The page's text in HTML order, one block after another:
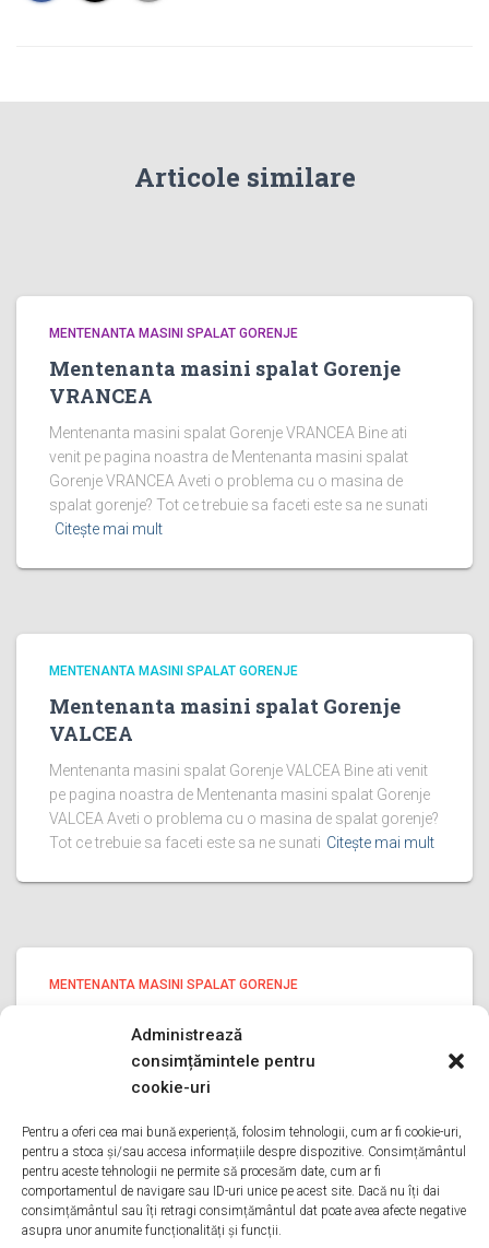
Administrează
consimțămintele pentru
cookie-uri
Pentru a oferi cea mai bună experiență, folosim tehnologii, cum ar fi cookie-uri,
pentru a stoca și/sau accesa informațiile despre dispozitive. Consimțământul
pentru aceste tehnologii ne permite să procesăm date, cum ar fi
comportamentul de navigare sau ID-uri unice pe acest site. Dacă nu îți dai
consimțământul sau îți retragi consimțământul dat poate avea afecte negative
asupra unor anumite funcționalități și funcții.
Articole similare
MENTENANTA MASINI SPALAT GORENJE
Mentenanta masini spalat Gorenje
VRANCEA
Mentenanta masini spalat Gorenje VRANCEA Bine ati
venit pe pagina noastra de Mentenanta masini spalat
Gorenje VRANCEA Aveti o problema cu o masina de
spalat gorenje? Tot ce trebuie sa faceti este sa ne sunati
Citește mai mult
MENTENANTA MASINI SPALAT GORENJE
Mentenanta masini spalat Gorenje
VALCEA
Mentenanta masini spalat Gorenje VALCEA Bine ati venit
pe pagina noastra de Mentenanta masini spalat Gorenje
VALCEA Aveti o problema cu o masina de spalat gorenje?
Tot ce trebuie sa faceti este sa ne sunati Citește mai mult
MENTENANTA MASINI SPALAT GORENJE
Mentenanta masini spalat Gorenje ILFOV Bine ati venit pe
ILFOV Aveti o problema cu o masina de spalat gorenje?
Tot ce trebuie sa faceti este sa ne sunati Citește mai mult